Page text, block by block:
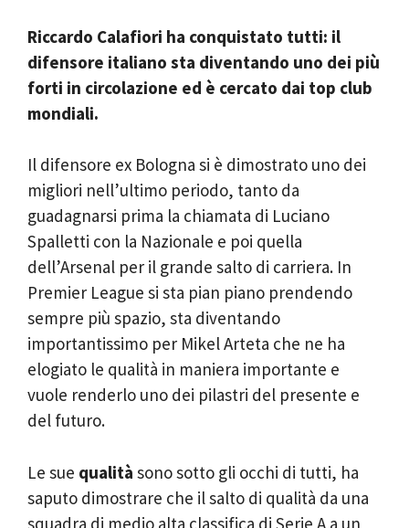
Riccardo Calafiori ha conquistato tutti: il
difensore italiano sta diventando uno dei più
forti in circolazione ed è cercato dai top club
mondiali.
Il difensore ex Bologna si è dimostrato uno dei
migliori nell’ultimo periodo, tanto da
guadagnarsi prima la chiamata di Luciano
Spalletti con la Nazionale e poi quella
dell’Arsenal per il grande salto di carriera. In
Premier League si sta pian piano prendendo
sempre più spazio, sta diventando
importantissimo per Mikel Arteta che ne ha
elogiato le qualità in maniera importante e
vuole renderlo uno dei pilastri del presente e
del futuro.
Le sue qualità sono sotto gli occhi di tutti, ha
saputo dimostrare che il salto di qualità da una
squadra di medio alta classifica di Serie A a un